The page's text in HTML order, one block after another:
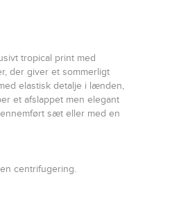
tropical print med
der giver et sommerligt
elastisk detalje i lænden,
et afslappet men elegant
sæt eller med en
centrifugering.